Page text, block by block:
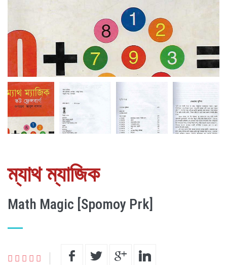
ম্যাথ ম্যাজিক
Math Magic [Spomoy Prk]